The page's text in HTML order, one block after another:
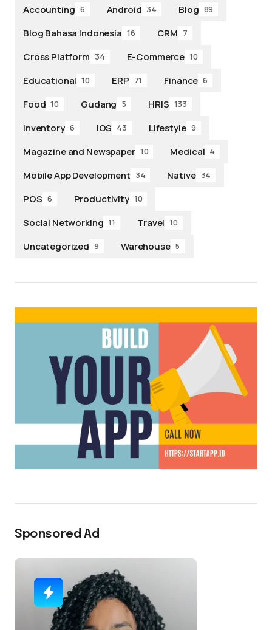
Accounting 6 Android 34 Blog 89
Blog Bahasa Indonesia 16 CRM 7
Cross Platform 34 E-Commerce 10
Educational 10 ERP 71 Finance 6
Food 10 Gudang 5 HRIS 133
Inventory 6 iOS 43 Lifestyle 9
Magazine and Newspaper 10 Medical 4
Mobile App Development 34 Native 34
POS 6 Productivity 10
Social Networking 11 Travel 10
Uncategorized 9 Warehouse 5
Sponsored Ad